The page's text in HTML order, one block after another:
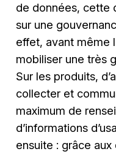
de données, cette
sur une
effet, avant même
mobiliser une très
Sur les produits,
collecter et
maximum de
d’informations
ensuite : grâce aux